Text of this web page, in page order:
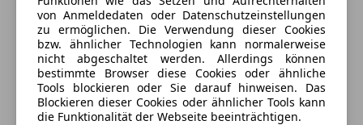
von Anmeldedaten oder Datenschutzeinstellungen
zu ermöglichen. Die Verwendung dieser Cookies
bzw. ähnlicher Technologien kann normalerweise
nicht abgeschaltet werden. Allerdings können
bestimmte Browser diese Cookies oder ähnliche
Tools blockieren oder Sie darauf hinweisen. Das
Blockieren dieser Cookies oder ähnlicher Tools kann
die Funktionalität der Webseite beeinträchtigen.